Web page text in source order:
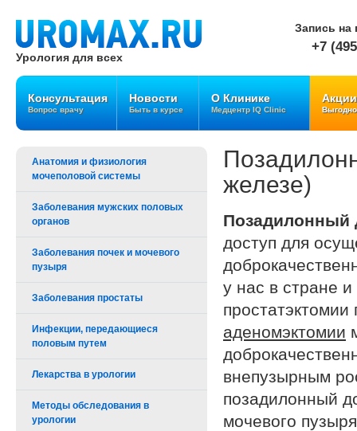
Урология для всех
Запись на
+7
Консультация
Вопрос врачу
Новости
Быть в курсе
О Клинике
Медцентр IQ Clinic
Акции
Анатомия и физиология
мочеполовой системы
Заболевания мужских половых
органов
Заболевания почек и мочевого
пузыря
Заболевания простаты
Инфекции, передающиеся
половым путем
Лекарства в урологии
Методы обследования в
урологии
железе)
Позадилонный
доступ для
у нас в стране
аденомэктомии
внепузырным
позадилонный
мочевого